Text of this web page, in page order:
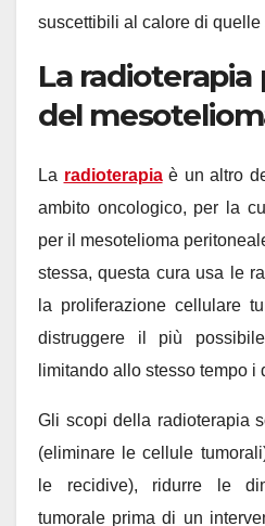
suscettibili al calore di quelle
La radioterapia
del
La radioterapiaè un altro
ambito oncologico, per la
per il mesotelioma
stessa, questa cura usa le
la proliferazione cellulare
distruggere il più
limitando allo stesso tempo
Gli scopi della radioterapia
(eliminare le cellule
le recidive), ridurre le
tumorale prima di un